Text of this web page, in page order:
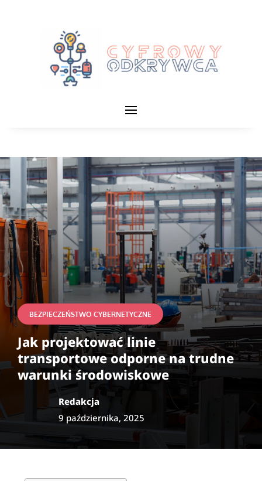
BEZPIECZEŃSTWO CYBERNETYCZNE
Jak projektować linie
transportowe odporne na trudne
warunki środowiskowe
Redakcja
9 października, 2025